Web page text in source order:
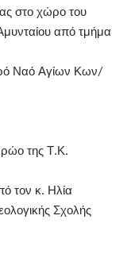
στο χώρο του
από τμήμα
Ναό Αγίων Κων/
της Τ.Κ.
τον κ. Ηλία
Σχολής